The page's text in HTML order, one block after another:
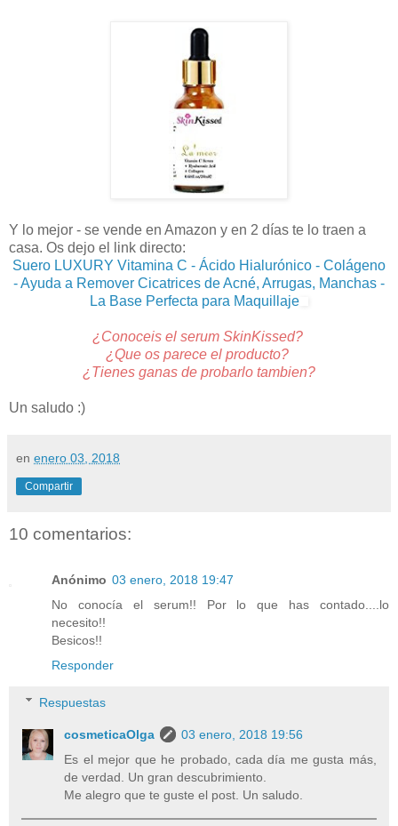
Y lo mejor - se vende en Amazon y en 2 días te lo traen a
casa. Os dejo el link directo:
Suero LUXURY Vitamina C - Ácido Hialurónico - Colágeno
- Ayuda a Remover Cicatrices de Acné, Arrugas, Manchas -
La Base Perfecta para Maquillaje
¿Conoceis el serum SkinKissed?
¿Que os parece el producto?
¿Tienes ganas de probarlo tambien?
Un saludo :)
en enero 03, 2018
Compartir
10 comentarios:
Anónimo 03 enero, 2018 19:47
No conocía el serum!! Por lo que has contado....lo
necesito!!
Besicos!!
Responder
Respuestas
cosmeticaOlga
03 enero, 2018 19:56
Es el mejor que he probado, cada día me gusta más,
de verdad. Un gran descubrimiento.
Me alegro que te guste el post. Un saludo.